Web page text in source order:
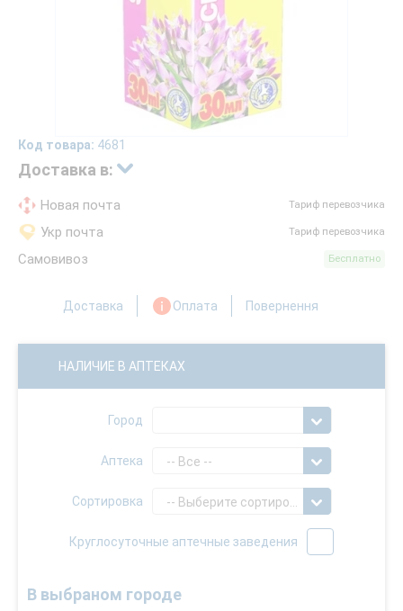
Код товара: 4681
Доставка в:
Новая почта Тариф перевозчика
Укр почта Тариф перевозчика
Самовивоз Бесплатно
Доставка Оплата Повернення
НАЛИЧИЕ В АПТЕКАХ
Город
Аптека -- Все --
Сортировка
Круглосуточные аптечные заведения
В выбраном городе